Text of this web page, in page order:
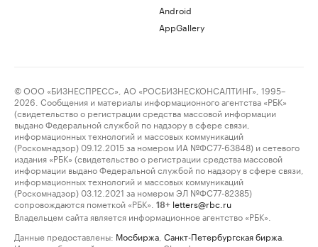
Android
AppGallery
© ООО «БИЗНЕСПРЕСС», АО «РОСБИЗНЕСКОНСАЛТИНГ», 1995–
2026. Сообщения и материалы информационного агентства «РБК»
(свидетельство о регистрации средства массовой информации
выдано Федеральной службой по надзору в сфере связи,
информационных технологий и массовых коммуникаций
(Роскомнадзор) 09.12.2015 за номером ИА №ФС77-63848) и сетевого
издания «РБК» (свидетельство о регистрации средства массовой
информации выдано Федеральной службой по надзору в сфере связи,
информационных технологий и массовых коммуникаций
(Роскомнадзор) 03.12.2021 за номером ЭЛ №ФС77-82385)
сопровождаются пометкой «РБК».
18+ letters@rbc.ru
Владельцем сайта является информационное агентство «РБК».
Данные предоставлены: Мосбиржа Санкт-Петербургская биржа